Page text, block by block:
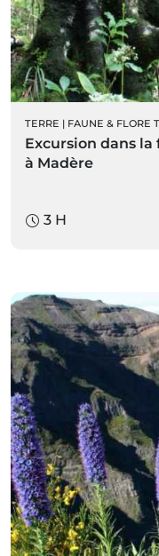
TERRE | FAUNE & FLORE
Excursion dans
à Madère
3 H